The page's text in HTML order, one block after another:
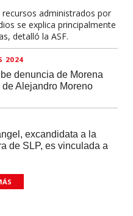
administrados por
se explica principalmente
detalló la ASF.
2024
denuncia de Morena
de Alejandro Moreno
excandidata a la
de SLP, es vinculada a